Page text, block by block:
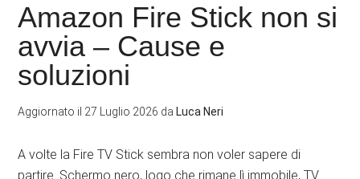
Amazon Fire Stick non si
avvia – Cause e
soluzioni
Aggiornato il 27 Luglio 2026 da Luca Neri
A volte la Fire TV Stick sembra non voler sapere di
partire. Schermo nero, logo che rimane lì immobile, TV